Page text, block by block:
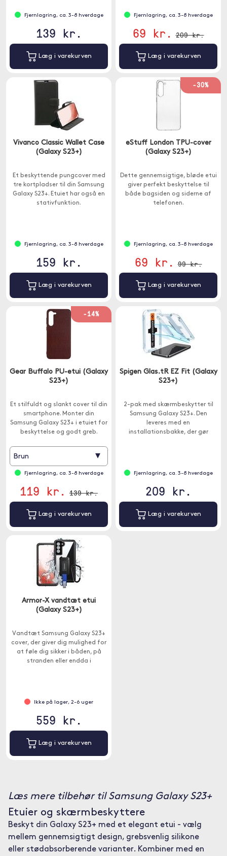
Fjernlagring, ca. 3-8 hverdage
139 kr.
Læg i varekurven
Fjernlagring, ca. 3-8 hverdage
69 kr. 209 kr.
Læg i varekurven
Vivanco Classic Wallet Case
(Galaxy S23+)
Et beskyttende pungcover med
tre kortpladser til din Samsung
Galaxy S23+. Etuiet har også en
stativfunktion.
Fjernlagring, ca. 3-8 hverdage
159 kr.
Læg i varekurven
-30%
eStuff London TPU-cover
(Galaxy S23+)
Dette gennemsigtige, bløde etui
giver perfekt beskyttelse til
både bagsiden og siderne af
telefonen.
Fjernlagring, ca. 3-8 hverdage
69 kr. 99 kr.
Læg i varekurven
-14%
Gear Buffalo PU-etui (Galaxy
S23+)
Et stilfuldt og slankt cover til din
smartphone. Monter din
Samsung Galaxy S23+ i etuiet for
beskyttelse og godt greb.
Brun ▾
Fjernlagring, ca. 3-8 hverdage
119 kr. 139 kr.
Læg i varekurven
Spigen Glas.tR EZ Fit (Galaxy
S23+)
2-pak med skærmbeskytter til
Samsung Galaxy S23+. Den
leveres med en
installationsbakke, der gør
Fjernlagring, ca. 3-8 hverdage
209 kr.
Læg i varekurven
Armor-X vandtæt etui
(Galaxy S23+)
Vandtæt Samsung Galaxy S23+
cover, der giver dig mulighed for
at føle dig sikker i båden, på
stranden eller endda i
Ikke på lager, 2-6 uger
559 kr.
Læg i varekurven
Læs mere tilbehør til Samsung Galaxy S23+
Etuier og skærmbeskyttere
Beskyt din Galaxy S23+ med et elegant etui - vælg
mellem gennemsigtigt design, grebsvenlig silikone
eller stødabsorberende varianter. Kombiner med en